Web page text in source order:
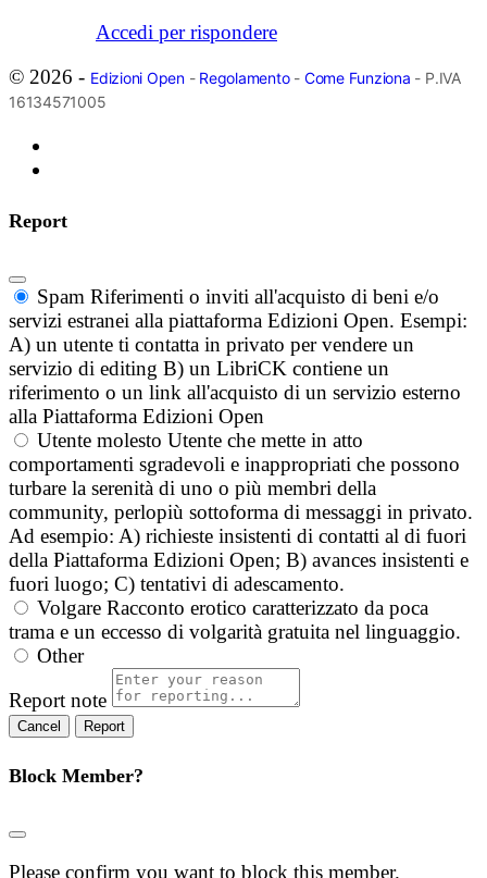
Accedi per rispondere
© 2026 - Edizioni Open- Regolamento- Come Funziona - P.IVA
16134571005
Report
Spam Riferimenti o inviti all'acquisto di beni e/o
servizi estranei alla piattaforma Edizioni Open. Esempi:
A) un utente ti contatta in privato per vendere un
servizio di editing B) un LibriCK contiene un
riferimento o un link all'acquisto di un servizio esterno
alla Piattaforma Edizioni Open
Utente molesto Utente che mette in atto
comportamenti sgradevoli e inappropriati che possono
turbare la serenità di uno o più membri della
community, perlopiù sottoforma di messaggi in privato.
Ad esempio: A) richieste insistenti di contatti al di fuori
della Piattaforma Edizioni Open; B) avances insistenti e
fuori luogo; C) tentativi di adescamento.
Volgare Racconto erotico caratterizzato da poca
trama e un eccesso di volgarità gratuita nel linguaggio.
Other
Report note
Report
Block Member?
Please confirm you want to block this member.